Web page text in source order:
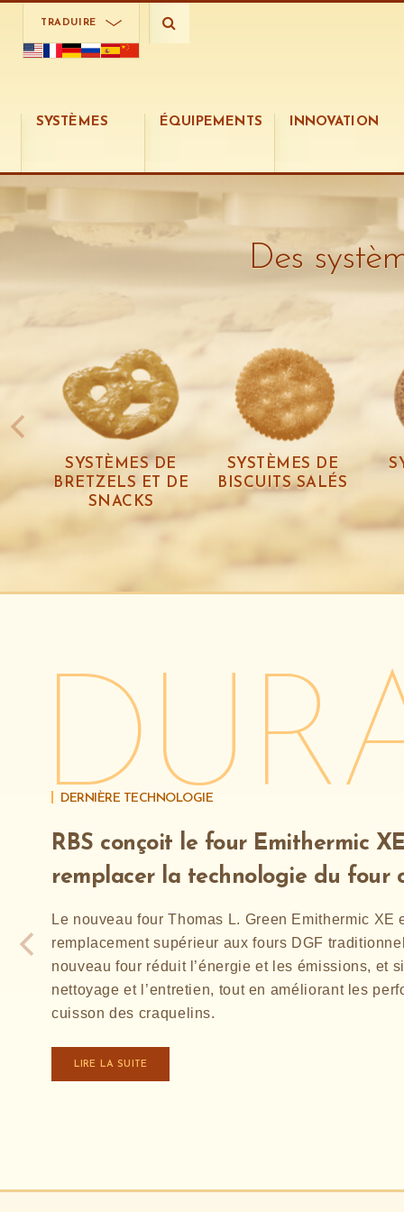
TRADUIRE
SYSTÈMES ÉQUIPEMENTS INNOVATION
Des
SYSTÈMES DE
BRETZELS ET DE
SNACKS
SYSTÈMES DE
BISCUITS SALÉS
DERNIÈRE TECHNOLOGIE
RBS conçoit le four Emithermic
remplacer la technologie du four
Le nouveau four Thomas L. Green Emithermic XE
remplacement supérieur aux fours DGF
nouveau four réduit l’énergie et les émissions, et
nettoyage et l’entretien, tout en améliorant les
cuisson des craquelins.
LIRE LA SUITE